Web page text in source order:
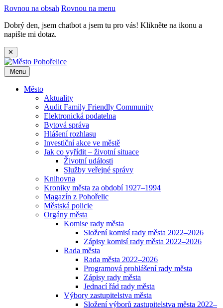
Rovnou na obsah Rovnou na menu
Dobrý den, jsem chatbot a jsem tu pro vás! Klikněte na ikonu a
napište mi dotaz.
✕
Menu
Město
Aktuality
Audit Family Friendly Community
Elektronická podatelna
Bytová správa
Hlášení rozhlasu
Investiční akce ve městě
Jak co vyřídit – životní situace
Životní události
Služby veřejné správy
Knihovna
Kroniky města za období 1927–1994
Magazín z Pohořelic
Městská policie
Orgány města
Komise rady města
Složení komisí rady města 2022–2026
Zápisy komisí rady města 2022–2026
Rada města
Rada města 2022–2026
Programová prohlášení rady města
Zápisy rady města
Jednací řád rady města
Výbory zastupitelstva města
Složení výborů zastupitelstva města 2022–